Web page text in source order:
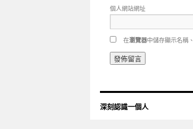
個人網站網址
在瀏覽器中儲存顯示名稱
深刻認識一個人